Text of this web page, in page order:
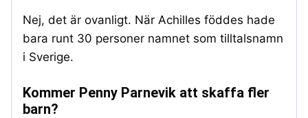
Nej, det är ovanligt. När Achilles föddes hade
bara runt 30 personer namnet som tilltalsnamn
i Sverige.
Kommer Penny Parnevik att skaffa fler
barn?